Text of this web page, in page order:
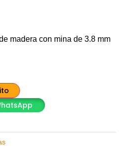
madera con mina de 3.8 mm